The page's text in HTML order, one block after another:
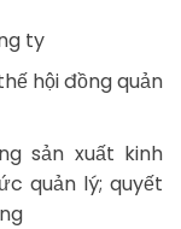
ty
hội đồng quản
sản xuất kinh
quản lý; quyết